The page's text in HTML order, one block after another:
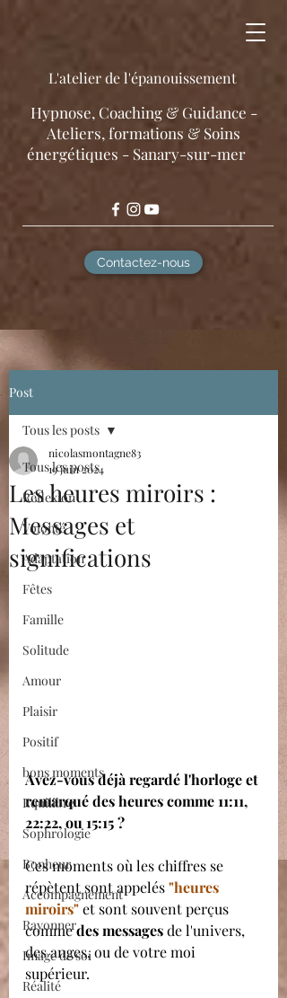
​Hypnose, Coaching & Guidance -
Ateliers, formations & Soins
énergétiques - Sanary-sur-mer
Contactez-nous
L'atelier de l'épanouissement
Post
Tous les posts
Réflexion
Volonté
Adaptation
Fêtes
Famille
Solitude
Amour
Plaisir
Positif
bons moments
Equilibre
Sophrologie
Bonheur
Accompagnement
Rayonner
Image de soi
Réalité
Tous les posts
Les heures miroirs :
Messages et
significations
nicolasmontagne83
19 juin 2024
Avez-vous déjà regardé l'horloge et
remarqué des heures comme 11:11,
22:22, ou 15:15 ?
Ces moments où les chiffres se
répètent sont appelés "heures
miroirs" et sont souvent perçus
comme des messages de l'univers,
des anges, ou de votre moi
supérieur.